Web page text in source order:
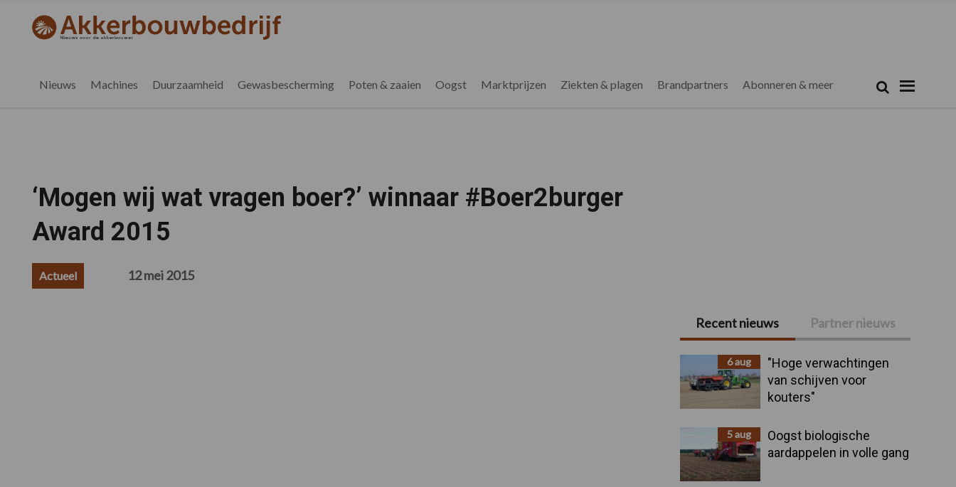
hoofdnavigatie
eerste
voettekst
akkerbouwbedrijf.nl
Nieuws Machines Duurzaamheid Gewasbescherming Poten & zaaien Oogst Marktprijzen Ziekten & plagen Brandpartners Abonneren & meer Zoek
‘Mogen wij wat vragen boer?’ winnaar #Boer2burger
Award 2015
Actueel 12 mei 2015
Primaire
Sidebar
Recent nieuws Partner nieuws
6 aug
"Hoge verwachtingen
van schijven voor
kouters"
5 aug
Oogst biologische
aardappelen in volle gang